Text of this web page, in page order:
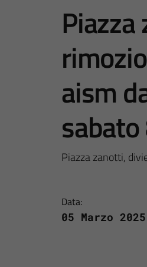
aism
Piazza zanotti,
Data:
05 Marzo 2025